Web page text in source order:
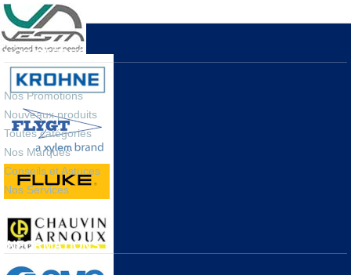
NOS OFFRES
Nos Promotions
Nouveaux produits
Toutes catégories
Nos Marques
Conseils et Astuces
Nos Services
INFORMATIONS